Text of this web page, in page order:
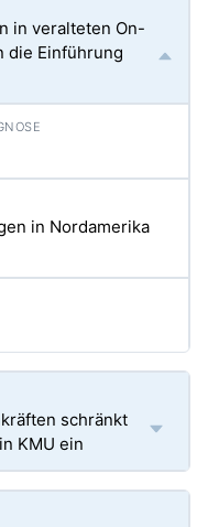
in veralteten On-
die Einführung
in Nordamerika
schränkt
KMU ein